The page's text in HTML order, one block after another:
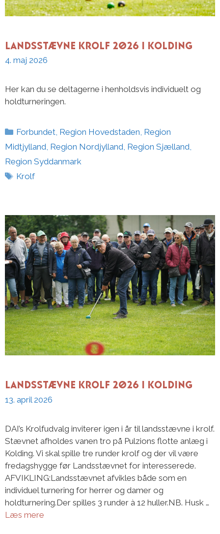
Landsstævne Krolf 2026 i Kolding
4. maj 2026
Her kan du se deltagerne i henholdsvis individuelt og
holdturneringen.
Kategorier
Forbundet, Region Hovedstaden, Region
Midtjylland, Region Nordjylland, Region Sjælland,
Region Syddanmark
Tags
Krolf
Landsstævne Krolf 2026 i Kolding
13. april 2026
DAI’s Krolfudvalg inviterer igen i år til landsstævne i krolf.
Stævnet afholdes vanen tro på Pulzions flotte anlæg i
Kolding. Vi skal spille tre runder krolf og der vil være
fredagshygge før Landsstævnet for interesserede.
AFVIKLING:Landsstævnet afvikles både som en
individuel turnering for herrer og damer og
holdturnering.Der spilles 3 runder à 12 huller.NB. Husk …
Læs mere